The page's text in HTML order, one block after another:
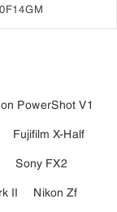
PowerShot V1
Fujifilm X-Half
Sony FX2
II
Nikon Zf